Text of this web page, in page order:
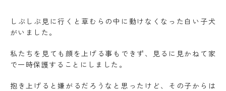
しぶしぶ見に行くと草むらの中に動けなくなった白い子犬
がいました。
私たちを見ても顔を上げる事もできず、見るに見かねて家
で一時保護することにしました。
抱き上げると嫌がるだろうなと思ったけど、その子からは